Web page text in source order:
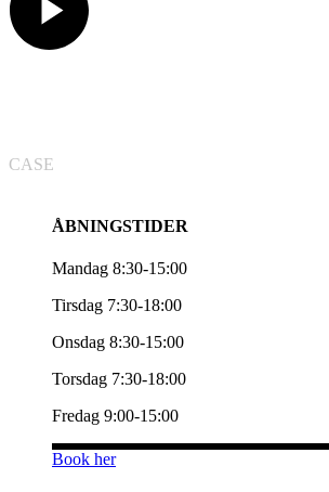
CASE
ÅBNINGSTIDER
Mandag 8:30-15:00
Tirsdag 7:30-18:00
Onsdag 8:30-15:00
Torsdag 7:30-18:00
Fredag 9:00-15:00
Book her